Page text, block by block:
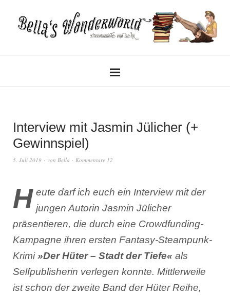
Interview mit Jasmin Jülicher (+
Gewinnspiel)
5. Juli 2019 von Bella Kommentare 12
H eute darf ich euch ein Interview mit der
jungen Autorin Jasmin Jülicher
präsentieren, die durch eine Crowdfunding-
Kampagne ihren ersten Fantasy-Steampunk-
Krimi»Der Hüter – Stadt der Tiefe« als
Selfpublisherin verlegen konnte. Mittlerweile
ist schon der zweite Band der Hüter Reihe,